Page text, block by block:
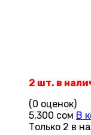
2 шт. в
(0 оценок)
5,300 сом В
Только 2 в